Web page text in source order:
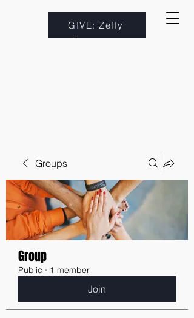
GIVE: Zeffy
Groups
Group
Public · 1 member
Join